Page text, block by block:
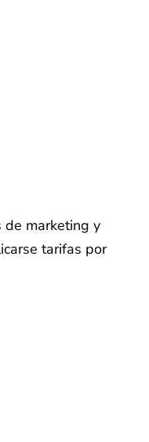
de marketing y
tarifas por